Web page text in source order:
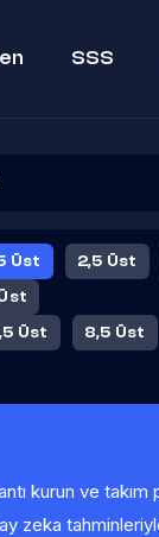
SSS
Üst 2,5 Üst
Üst 8,5 Üst
kurun ve
zeka